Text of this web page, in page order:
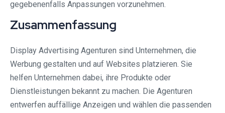
gegebenenfalls Anpassungen vorzunehmen.
Zusammenfassung
Display Advertising Agenturen sind Unternehmen, die
Werbung gestalten und auf Websites platzieren. Sie
helfen Unternehmen dabei, ihre Produkte oder
Dienstleistungen bekannt zu machen. Die Agenturen
entwerfen auffällige Anzeigen und wählen die passenden